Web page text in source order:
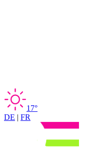
17°
DE | FR